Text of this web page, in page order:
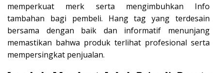
memperkuat merk serta mengimbuhkan Info
tambahan bagi pembeli. Hang tag yang terdesain
bersama dengan baik dan informatif menunjang
memastikan bahwa produk terlihat profesional serta
mempersingkat penjualan.